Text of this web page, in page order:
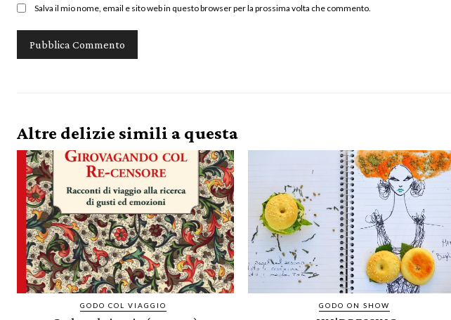
Salva il mio nome, email e sito web in questo browser per la prossima volta che commento.
Altre delizie simili a questa
GODO COL VIAGGIO GODO ON SHOW